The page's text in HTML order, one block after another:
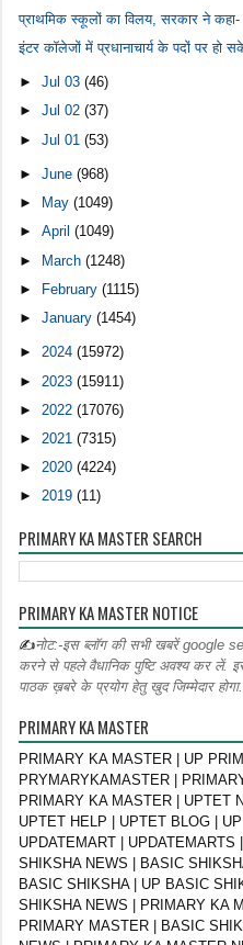
प्राथमिक स्कूलों का विलय, सरकार ने कहा-
इंटर कॉलेजों में प्रधानाचार्य के पदों पर हो
►Jul 03(46)
►Jul 02(37)
►Jul 01(53)
►June(968)
►
May(1049)
►April(1049)
► March(1248)
►
February(1115)
►January(1454)
►2024(15972)
► 2023(15911)
► 2022(17076)
► 2021(7315)
►2020(4224)
►2019(11)
PRIMARY KA MASTER SEARCH
PRIMARY KA MASTER NOTICE
✍नोट:-इस ब्लॉग की सभी खबरें google
करने से पहले वैधानिक पुष्टि अवश्य कर लें.
पाठक ख़बरे के प्रयोग हेतु खुद जिम्मेदार होगा.
PRIMARY KA MASTER
PRIMARY KA MASTER | UP
PRYMARYKAMASTER |
PRIMARY KA MASTER | UPTET
UPTET HELP | UPTET BLOG |
UPDATEMART |
SHIKSHA NEWS | BASIC
BASIC SHIKSHA | UP BASIC
SHIKSHA NEWS | PRIMARY KA
PRIMARY MASTER | BASIC